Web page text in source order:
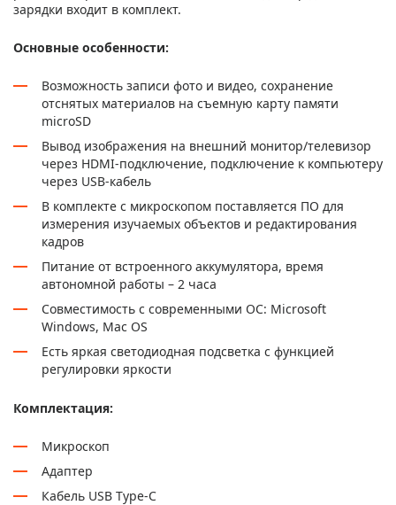
зарядки входит в комплект.
Основные особенности:
Возможность записи фото и видео, сохранение
отснятых материалов на съемную карту памяти
microSD
Вывод изображения на внешний монитор/телевизор
через HDMI-подключение, подключение к компьютеру
через USB-кабель
В комплекте с микроскопом поставляется ПО для
измерения изучаемых объектов и редактирования
кадров
Питание от встроенного аккумулятора, время
автономной работы – 2 часа
Совместимость с современными ОС: Microsoft
Windows, Mac OS
Есть яркая светодиодная подсветка с функцией
регулировки яркости
Комплектация:
Микроскоп
Адаптер
Кабель USB Type-C